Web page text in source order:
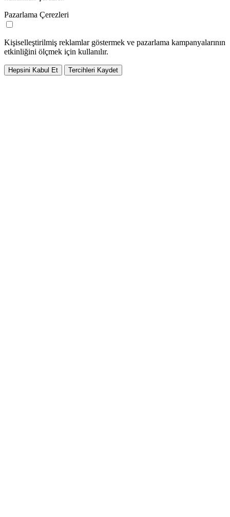
Pazarlama Çerezleri
Kişiselleştirilmiş reklamlar göstermek ve pazarlama kampanyalarının
etkinliğini ölçmek için kullanılır.
Hepsini Kabul Et Tercihleri Kaydet